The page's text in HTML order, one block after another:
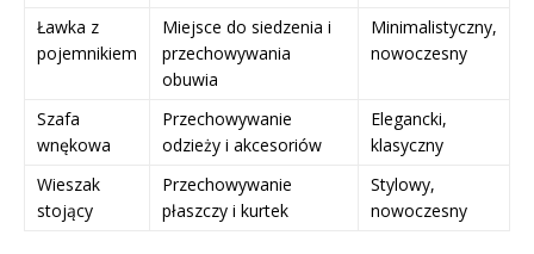
Ławka z
pojemnikiem
Miejsce do siedzenia i
przechowywania
obuwia
Minimalistyczny,
nowoczesny
Szafa
wnękowa
Przechowywanie
odzieży i akcesoriów
Elegancki,
klasyczny
Wieszak
stojący
Przechowywanie
płaszczy i kurtek
Stylowy,
nowoczesny